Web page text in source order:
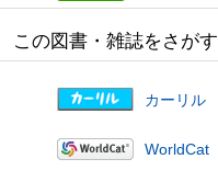
この図書・雑誌をさがす
カーリル
WorldCat